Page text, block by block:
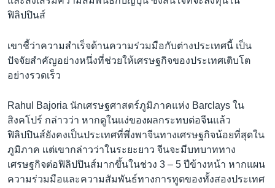
ฟิลิปปินส์
เขาชี้ว่าความสำเร็จด้านความร่วมมือกับต่างประเทศนี้ เป็น
ปัจจัยสำคัญอย่างหนึ่งที่ช่วยให้เศรษฐกิจของประเทศเติบโต
อย่างรวดเร็ว
Rahul Bajoria นักเศรษฐศาสตร์ภูมิภาคแห่ง Barclays ใน
สิงคโปร์ กล่าวว่า หากดูในเเง่ของผลกระทบต่อจีนแล้ว
ฟิลิปปินส์ยังคงเป็นประเทศที่พึ่งพาจีนทางเศรษฐกิจน้อยที่สุดใน
ภูมิภาค เเต่เขากล่าวว่าในระยะยาว จีนจะมีบทบาททาง
เศรษฐกิจต่อฟิลิปปินส์มากขึ้นในช่วง 3 – 5 ปีข้างหน้า หากแผน
ความร่วมมือและความสัมพันธ์ทางการทูตของทั้งสองประเทศ